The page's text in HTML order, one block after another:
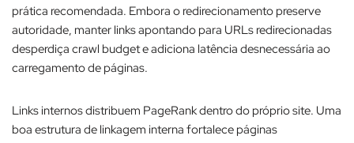
prática recomendada. Embora o redirecionamento preserve
autoridade, manter links apontando para URLs redirecionadas
desperdiça crawl budget e adiciona latência desnecessária ao
carregamento de páginas.​
Links internos distribuem PageRank dentro do próprio site. Uma
boa estrutura de linkagem interna fortalece páginas